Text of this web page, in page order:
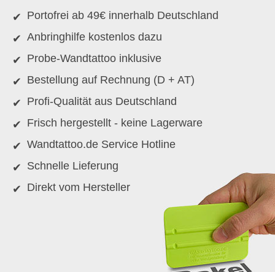
Portofrei ab 49€ innerhalb Deutschland
Anbringhilfe kostenlos dazu
Probe-Wandtattoo inklusive
Bestellung auf Rechnung (D + AT)
Profi-Qualität aus Deutschland
Frisch hergestellt - keine Lagerware
Wandtattoo.de Service Hotline
Schnelle Lieferung
Direkt vom Hersteller